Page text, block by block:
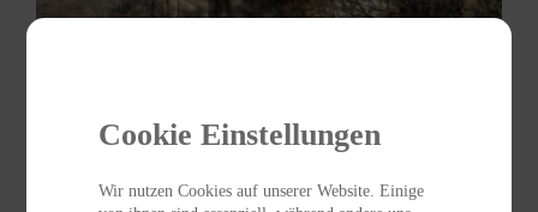
Cookie Einstellungen
Wir nutzen Cookies auf unserer Website. Einige